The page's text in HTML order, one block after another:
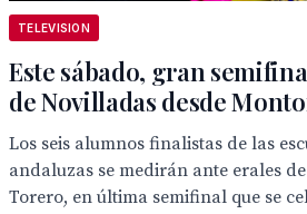
TELEVISION
Este sábado, gran
de Novilladas desde
Los seis alumnos finalistas de las
andaluzas se medirán ante erales
Torero, en última semifinal que se